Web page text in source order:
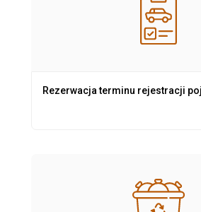
Rezerwacja terminu rejestracji